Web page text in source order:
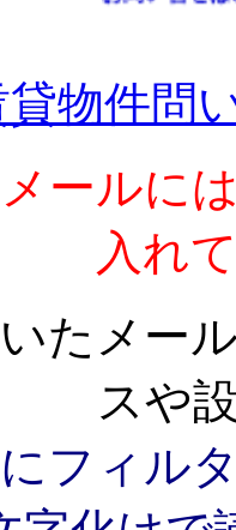
貸物件問
ールに
入れ
たメー
スや
フィル